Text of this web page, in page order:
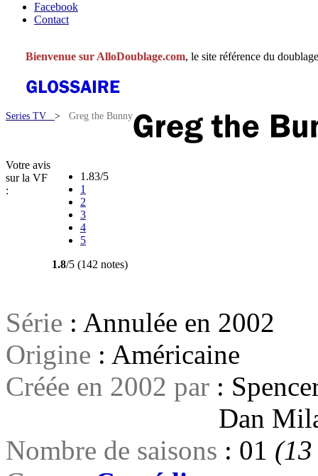
Facebook
Contact
Bienvenue sur AlloDoublage.com, le site référence du
Series TV > Greg the Bunny
Votre avis
sur la VF
:
1.83/5
1
2
3
4
5
1.8/5 (142 notes)
Série : Annulée en 2002
Origine : Américaine
Créée en 2002 par :
Dan
Nombre de saisons : 01 (13